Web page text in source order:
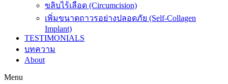
ขลิบไร้เลือด (Circumcision)
เพิ่มขนาดถาวรอย่างปลอดภัย (Self-Collagen
Implant)
TESTIMONIALS
บทความ
About
Menu